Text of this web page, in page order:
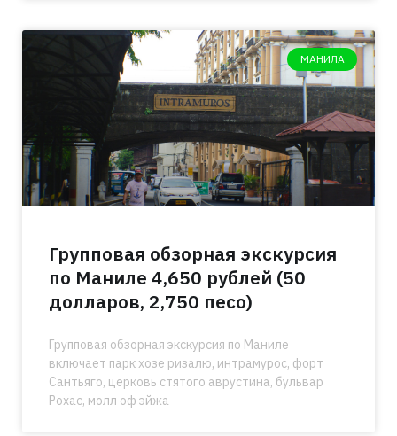
МАНИЛА
Групповая обзорная экскурсия
по Маниле 4,650 рублей (50
долларов, 2,750 песо)
Групповая обзорная экскурсия по Маниле
включает парк хозе ризалю, интрамурос, форт
Сантьяго, церковь стятого аврустина, бульвар
Рохас, молл оф эйжа